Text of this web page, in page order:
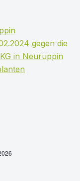
gegen die
in Neuruppin